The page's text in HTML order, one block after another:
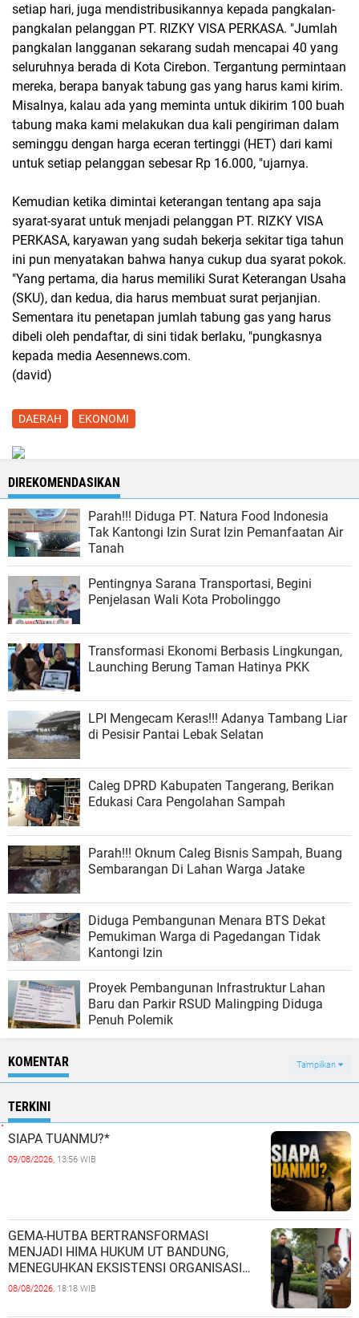
setiap hari, juga mendistribusikannya kepada pangkalan-
pangkalan pelanggan PT. RIZKY VISA PERKASA. "Jumlah
pangkalan langganan sekarang sudah mencapai 40 yang
seluruhnya berada di Kota Cirebon. Tergantung permintaan
mereka, berapa banyak tabung gas yang harus kami kirim.
Misalnya, kalau ada yang meminta untuk dikirim 100 buah
tabung maka kami melakukan dua kali pengiriman dalam
seminggu dengan harga eceran tertinggi (HET) dari kami
untuk setiap pelanggan sebesar Rp 16.000, "ujarnya.
Kemudian ketika dimintai keterangan tentang apa saja
syarat-syarat untuk menjadi pelanggan PT. RIZKY VISA
PERKASA, karyawan yang sudah bekerja sekitar tiga tahun
ini pun menyatakan bahwa hanya cukup dua syarat pokok.
"Yang pertama, dia harus memiliki Surat Keterangan Usaha
(SKU), dan kedua, dia harus membuat surat perjanjian.
Sementara itu penetapan jumlah tabung gas yang harus
dibeli oleh pendaftar, di sini tidak berlaku, "pungkasnya
kepada media Aesennews.com.
(david)
DAERAH EKONOMI
DIREKOMENDASIKAN
Parah!!! Diduga PT. Natura Food Indonesia
Tak Kantongi Izin Surat Izin Pemanfaatan Air
Tanah
Pentingnya Sarana Transportasi, Begini
Penjelasan Wali Kota Probolinggo
Transformasi Ekonomi Berbasis Lingkungan,
Launching Berung Taman Hatinya PKK
LPI Mengecam Keras!!! Adanya Tambang Liar
di Pesisir Pantai Lebak Selatan
Caleg DPRD Kabupaten Tangerang, Berikan
Edukasi Cara Pengolahan Sampah
Parah!!! Oknum Caleg Bisnis Sampah, Buang
Sembarangan Di Lahan Warga Jatake
Diduga Pembangunan Menara BTS Dekat
Pemukiman Warga di Pagedangan Tidak
Kantongi Izin
Proyek Pembangunan Infrastruktur Lahan
Baru dan Parkir RSUD Malingping Diduga
Penuh Polemik
KOMENTAR Tampilkan
TERKINI
SIAPA TUANMU?*
09/08/2026, 13:56 WIB
GEMA-HUTBA BERTRANSFORMASI
MENJADI HIMA HUKUM UT BANDUNG,
MENEGUHKAN EKSISTENSI ORGANISASI
MAHASISWA HUKUM UNIVERSITAS
08/08/2026, 18:18 WIB